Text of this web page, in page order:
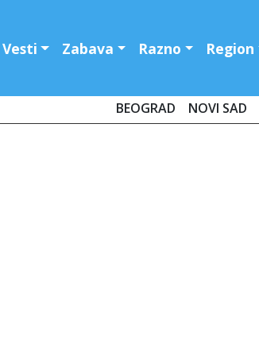
Vesti Zabava Razno Region
BEOGRAD NOVI SAD